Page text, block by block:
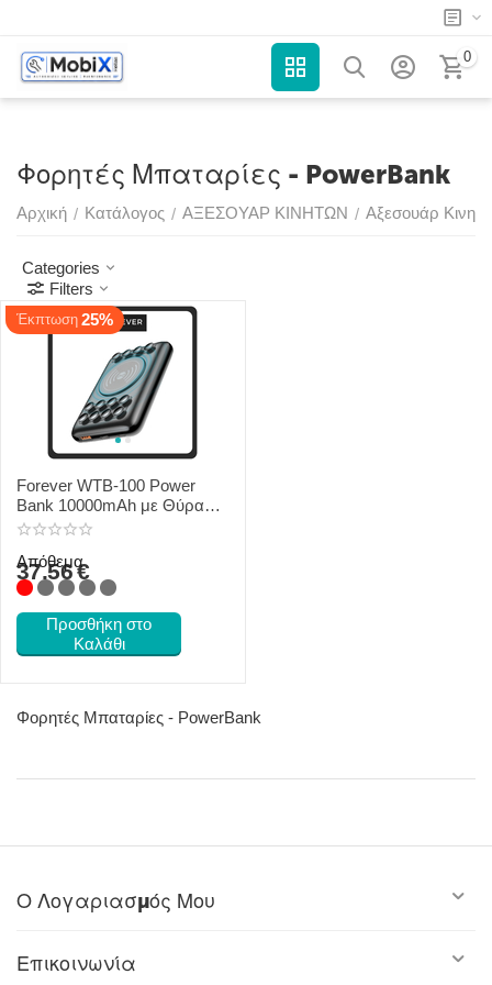
0
Φορητές Μπαταρίες - PowerBank
Αρχική / Κατάλογος / ΑΞΕΣΟΥΑΡ ΚΙΝΗΤΩΝ / Αξεσουάρ
Categories
Filters
Φορητές Μπαταρίες - PowerBank
Έκπτωση 25%
Forever WTB-100 Power
Bank 10000mAh με Θύρα
USB-A και Θύρα USB-C
37.56€
Απόθεμα
Προσθήκη στο
Καλάθι
Ο Λογαριασμός Μου
Επικοινωνία